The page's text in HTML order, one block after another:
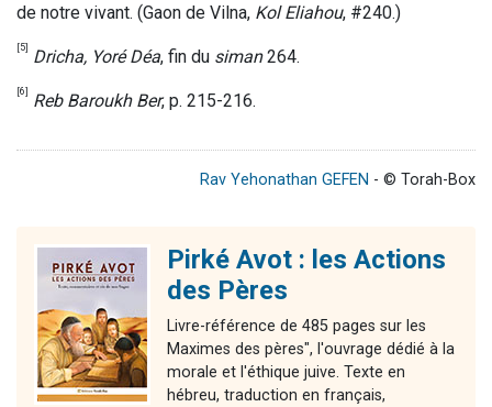
de notre vivant. (Gaon de Vilna, Kol Eliahou, #240.)
[5] Dricha, Yoré Déa, fin du siman264.
[6] Reb Baroukh Ber, p. 215-216.
Rav Yehonathan GEFEN - © Torah-Box
Pirké Avot : les Actions
des Pères
Livre-référence de 485 pages sur les
Maximes des pères", l'ouvrage dédié à la
morale et l'éthique juive. Texte en
hébreu, traduction en français,